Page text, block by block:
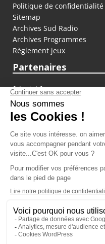
Politique de confidentialité
Sitemap
Archives Sud Radio
Archives Programmes
Règlement jeux
Partenaires
fiducial.fr
lyoncapitale.fr
olympique-et-lyonnais.com
L'application Iphone
Les cookies
Gestion des cookies
Crédit photos :